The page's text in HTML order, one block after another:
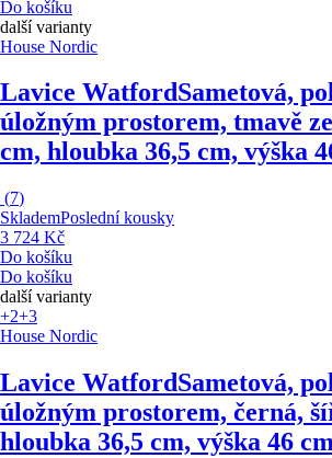
Do košíku
další varianty
House Nordic
Lavice WatfordSametová,
úložným prostorem, tmavě
cm, hloubka 36,5 cm, výška
(7)
SklademPoslední kousky
3 724 Kč
Do košíku
Do košíku
další varianty
+2+3
House Nordic
Lavice WatfordSametová,
úložným prostorem, černá,
hloubka 36,5 cm, výška 46